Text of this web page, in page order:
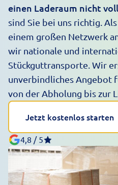
einen Laderaum nicht
sind Sie bei uns richtig.
einem großen Netzwerk
wir nationale und
Stückguttransporte. Wir
unverbindliches Angebot
von der Abholung bis zur
Jetzt kostenlos starten
4,8 / 5